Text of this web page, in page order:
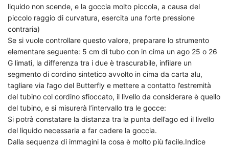
liquido non scende, e la goccia molto piccola, a causa del
piccolo raggio di curvatura, esercita una forte pressione
contraria)
Se si vuole controllare questo valore, preparare lo strumento
elementare seguente: 5 cm di tubo con in cima un ago 25 o 26
G limati, la differenza tra i due è trascurabile, infilare un
segmento di cordino sintetico avvolto in cima da carta alu,
tagliare via l’ago del Butterfly e mettere a contatto l’estremità
del tubino col cordino sfioccato, il livello da considerare è quello
del tubino, e si misurerà l’intervallo tra le gocce:
Si potrà constatare la distanza tra la punta dell’ago ed il livello
del liquido necessaria a far cadere la goccia.
Dalla sequenza di immagini la cosa è molto più facile.Indice